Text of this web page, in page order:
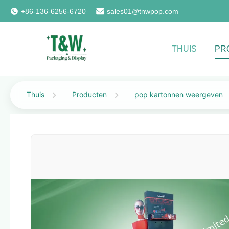
+86-136-6256-6720 sales01@tnwpop.com
THUIS
Thuis Producten pop kartonnen weergeven